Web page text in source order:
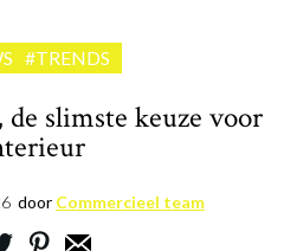
#TRENDS
slimste keuze voor
door Commercieel team